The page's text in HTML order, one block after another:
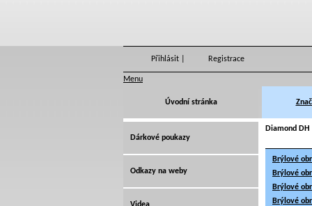
Přihlásit Registrace
Menu
Úvodní stránka
Diamond DH
Brýlové
Brýlové
Brýlové
Brýlové
Dárkové poukazy
Odkazy na weby